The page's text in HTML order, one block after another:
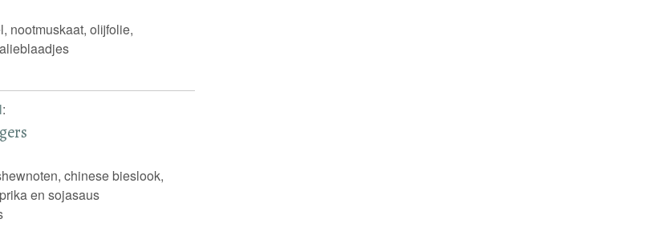
nootmuskaat, olijfolie,
:
chinese bieslook,
en sojasaus